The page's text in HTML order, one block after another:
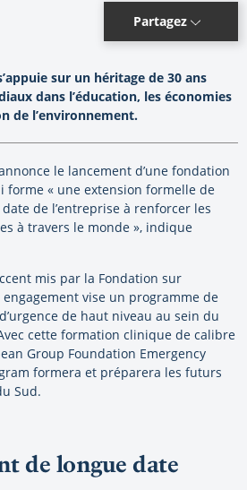
Partagez
sur un héritage de 30 ans
dans l’éducation, les économies
de l’environnement.
le lancement d’une fondation
forme « une extension formelle de
de l’entreprise à renforcer les
à travers le monde », indique
mis par la Fondation sur
engagement vise un programme de
de haut niveau au sein du
cette formation clinique de calibre
Group Foundation Emergency
formera et préparera les futurs
Sud.
de longue date